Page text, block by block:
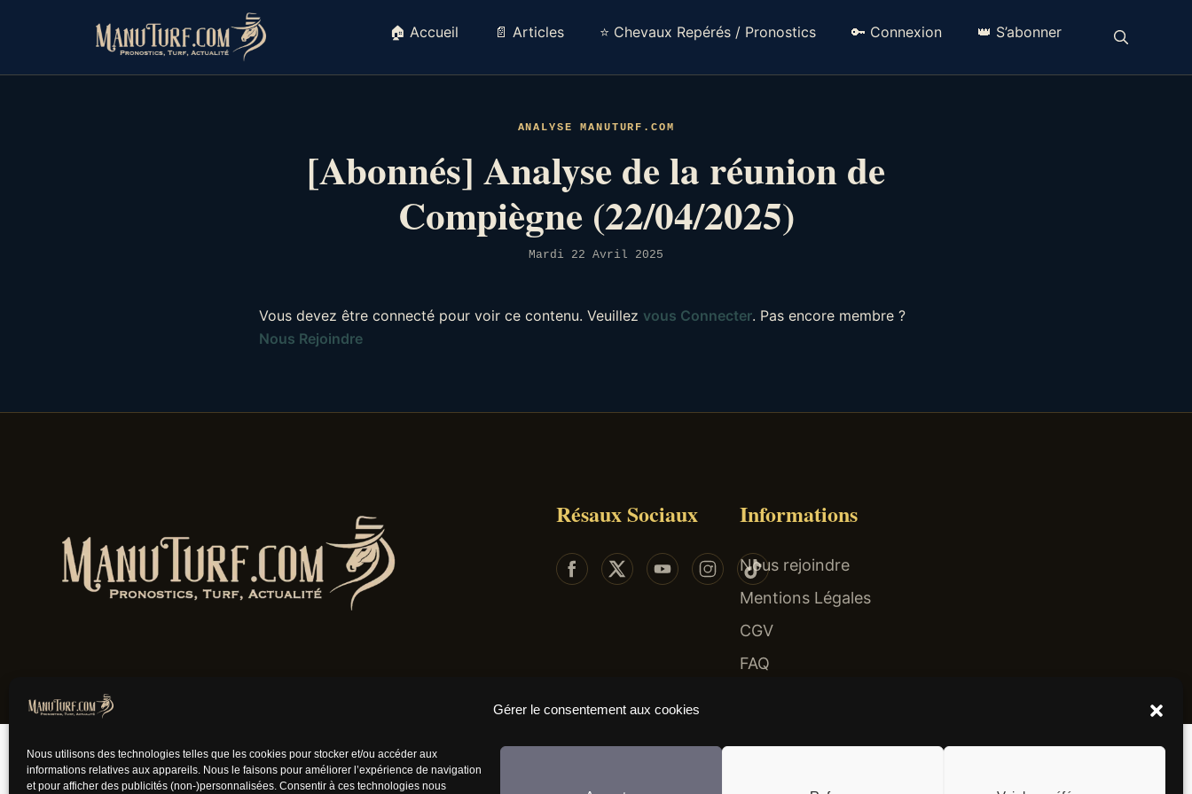
Gérer le consentement aux cookies
Nous utilisons des technologies telles que les cookies pour stocker et/ou accéder aux
informations relatives aux appareils. Nous le faisons pour améliorer l’expérience de navigation
et pour afficher des publicités (non-)personnalisées. Consentir à ces technologies nous
🏠 Accueil 📄 Articles ⭐ Chevaux Repérés / Pronostics 🔑 Connexion 👑 S’abonner
ANALYSE MANUTURF.COM
[Abonnés] Analyse de la réunion de
Compiègne (22/04/2025)
Mardi 22 Avril 2025
Vous devez être connecté pour voir ce contenu. Veuillez vous Connecter. Pas encore membre ?
Nous Rejoindre
Résaux Sociaux Informations
Nous rejoindre
Mentions Légales
CGV
FAQ